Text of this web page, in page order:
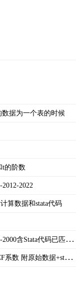
数据为一个表的时候
t的阶数
2022
算数据和stata代码
含Stata代码已匹配
系数 附原始数据+stata